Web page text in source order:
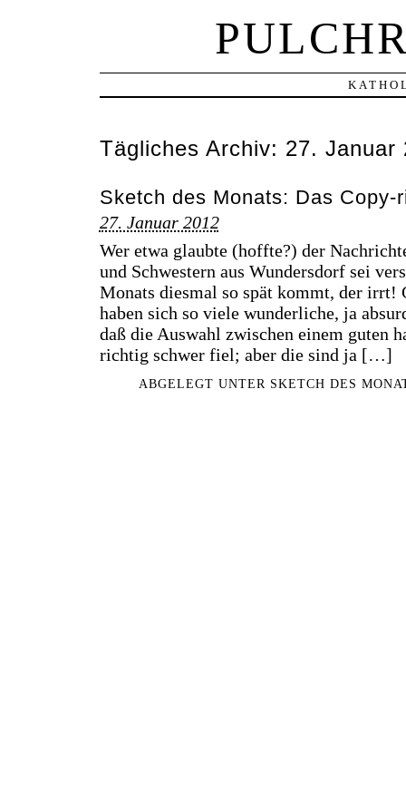
Tägliches Archiv: 27. Januar
Sketch des Monats: Das Copy-
27. Januar 2012
Wer etwa glaubte (hoffte?) der
und Schwestern aus Wundersdorf sei
Monats diesmal so spät kommt, der irrt!
haben sich so viele wunderliche, ja
daß die Auswahl zwischen einem guten
richtig schwer fiel; aber die sind ja […]
ABGELEGT UNTER SKETCH DES